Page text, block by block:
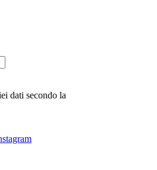
dati secondo la